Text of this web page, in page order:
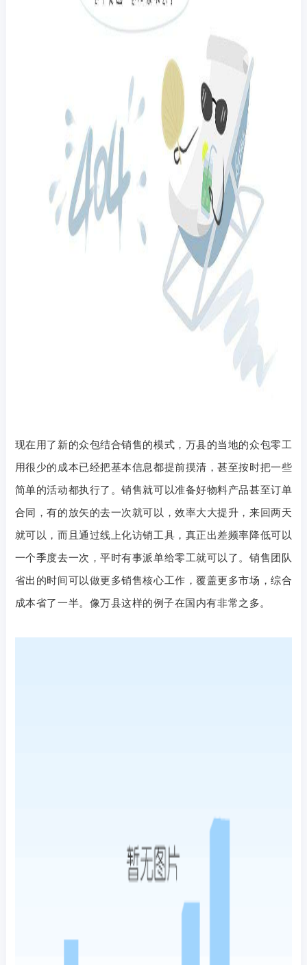
现在用了新的众包结合销售的模式，万县的当地的众包零工
用很少的成本已经把基本信息都提前摸清，甚至按时把一些
简单的活动都执行了。销售就可以准备好物料产品甚至订单
合同，有的放矢的去一次就可以，效率大大提升，来回两天
就可以，而且通过线上化访销工具，真正出差频率降低可以
一个季度去一次，平时有事派单给零工就可以了。销售团队
省出的时间可以做更多销售核心工作，覆盖更多市场，综合
成本省了一半。像万县这样的例子在国内有非常之多。